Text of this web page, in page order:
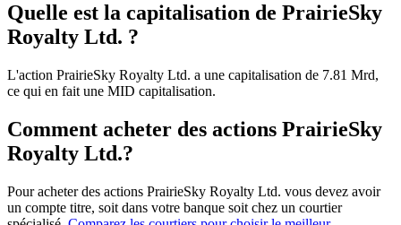
Quelle est la capitalisation de PrairieSky
Royalty Ltd. ?
L'action PrairieSky Royalty Ltd. a une capitalisation de 7.81 Mrd,
ce qui en fait une MID capitalisation.
Comment acheter des actions PrairieSky
Royalty Ltd.?
Pour acheter des actions PrairieSky Royalty Ltd. vous devez avoir
un compte titre, soit dans votre banque soit chez un courtier